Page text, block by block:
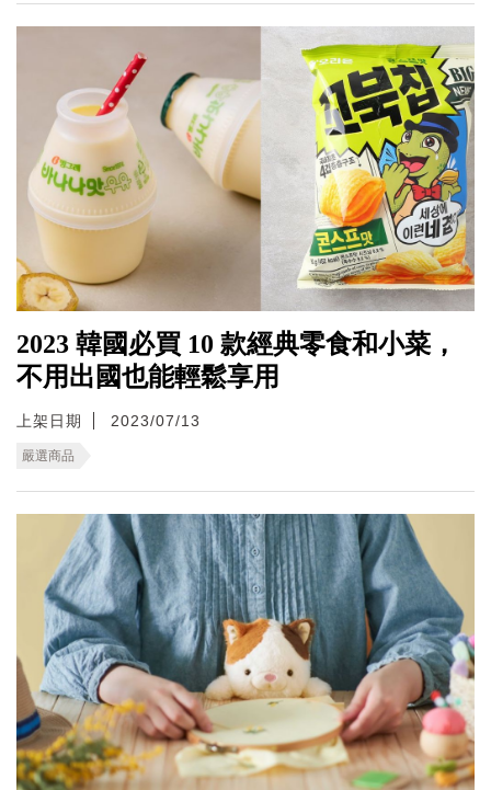
2023 韓國必買 10 款經典零食和小菜，
不用出國也能輕鬆享用
上架日期 2023/07/13
嚴選商品